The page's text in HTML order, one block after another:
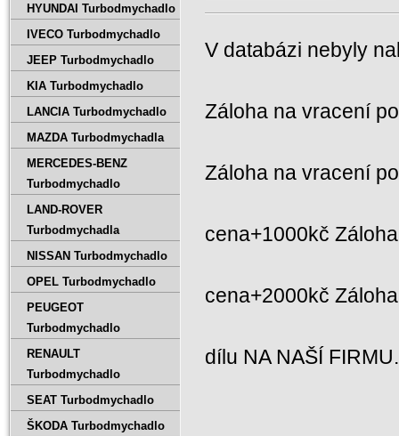
V databázi nebyly
Záloha na vracení
Záloha na vracení
cena+1000kč
cena+2000kč
dílu NA NAŠÍ
HYUNDAI Turbodmychadlo
IVECO Turbodmychadlo
JEEP Turbodmychadlo
KIA Turbodmychadlo
LANCIA Turbodmychadlo
MAZDA Turbodmychadla
MERCEDES-BENZ
Turbodmychadlo
LAND-ROVER
Turbodmychadla
NISSAN Turbodmychadlo
OPEL Turbodmychadlo
PEUGEOT
Turbodmychadlo
RENAULT
Turbodmychadlo
SEAT Turbodmychadlo
ŠKODA Turbodmychadlo